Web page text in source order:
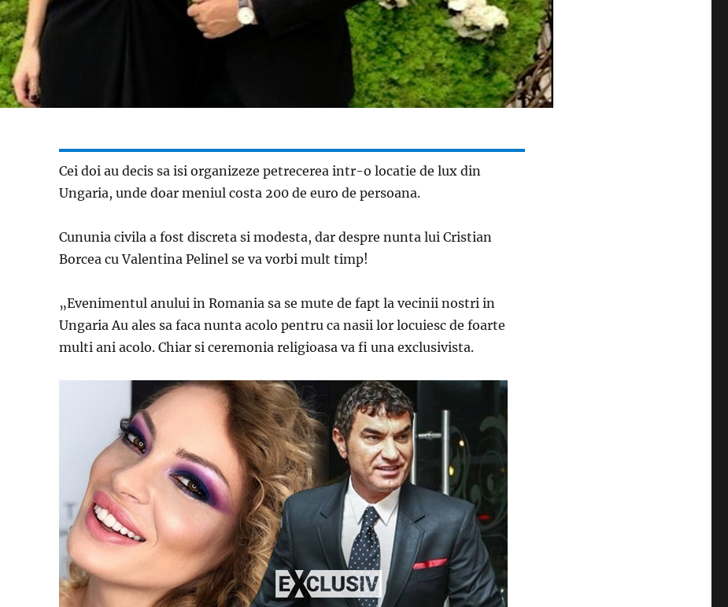
Cei doi au decis sa isi organizeze petrecerea intr-o locatie de lux din
Ungaria, unde doar meniul costa 200 de euro de persoana.
Cununia civila a fost discreta si modesta, dar despre nunta lui Cristian
Borcea cu Valentina Pelinel se va vorbi mult timp!
„Evenimentul anului in Romania sa se mute de fapt la vecinii nostri in
Ungaria Au ales sa faca nunta acolo pentru ca nasii lor locuiesc de foarte
multi ani acolo. Chiar si ceremonia religioasa va fi una exclusivista.